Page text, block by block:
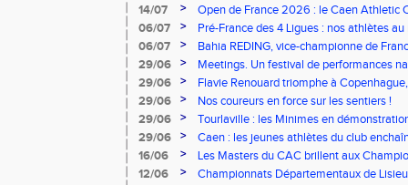
14/07
>
Open de France 2026 : le Caen Athletic
06/07
>
Pré-France des 4 Ligues : nos athlètes
06/07
>
Bahia REDING, vice-championne de
29/06
>
Meetings. Un festival de performances
concours
29/06 >
Flavie Renouard triomphe à
brillent sur tous les fronts
29/06 >
Nos coureurs en force sur les sentiers !
29/06
>
Tourlaville : les Minimes en
29/06
>
Caen : les jeunes athlètes du club
16/06
>
Les Masters du CAC brillent aux
12/06
>
Championnats Départementaux de